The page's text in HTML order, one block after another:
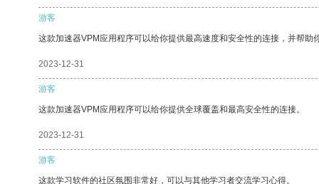
游客
这款加速器VPM应用程序可以给你提供最高速度和安全性的连接，并帮助
2023-12-31
游客
这款加速器VPM应用程序可以给你提供全球覆盖和最高安全性的连接。
2023-12-31
游客
这款学习软件的社区氛围非常好，可以与其他学习者交流学习心得。